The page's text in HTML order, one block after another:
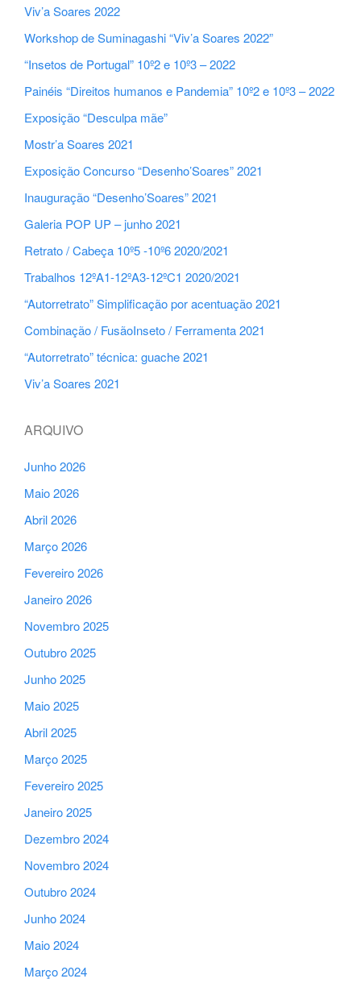
Viv’a Soares 2022
Workshop de Suminagashi “Viv’a Soares 2022”
“Insetos de Portugal” 10º2 e 10º3 – 2022
Painéis “Direitos humanos e Pandemia” 10º2 e 10º3 – 2022
Exposição “Desculpa mãe”
Mostr’a Soares 2021
Exposição Concurso “Desenho’Soares” 2021
Inauguração “Desenho’Soares” 2021
Galeria POP UP – junho 2021
Retrato / Cabeça 10º5 -10º6 2020/2021
Trabalhos 12ºA1-12ºA3-12ºC1 2020/2021
“Autorretrato” Simplificação por acentuação 2021
Combinação / FusãoInseto / Ferramenta 2021
“Autorretrato” técnica: guache 2021
Viv’a Soares 2021
ARQUIVO
Junho 2026
Maio 2026
Abril 2026
Março 2026
Fevereiro 2026
Janeiro 2026
Novembro 2025
Outubro 2025
Junho 2025
Maio 2025
Abril 2025
Março 2025
Fevereiro 2025
Janeiro 2025
Dezembro 2024
Novembro 2024
Outubro 2024
Junho 2024
Maio 2024
Março 2024